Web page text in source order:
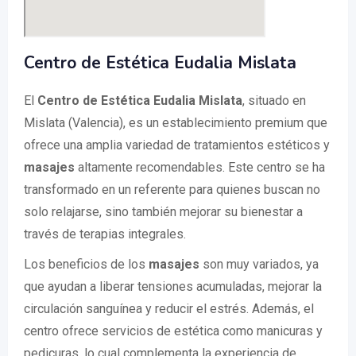
Centro de Estética Eudalia Mislata
El Centro de Estética Eudalia Mislata, situado en
Mislata (Valencia), es un establecimiento premium que
ofrece una amplia variedad de tratamientos estéticos y
masajes altamente recomendables. Este centro se ha
transformado en un referente para quienes buscan no
solo relajarse, sino también mejorar su bienestar a
través de terapias integrales.
Los beneficios de los masajes son muy variados, ya
que ayudan a liberar tensiones acumuladas, mejorar la
circulación sanguínea y reducir el estrés. Además, el
centro ofrece servicios de estética como manicuras y